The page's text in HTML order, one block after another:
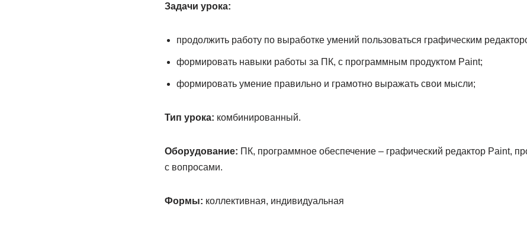
Задачи урока:
продолжить работу по выработке умений пользоваться графическим
формировать навыки работы за ПК, с программным продуктом Paint;
формировать умение правильно и грамотно выражать свои мысли;
Тип урока: комбинированный.
Оборудование: ПК, программное обеспечение – графический редактор Paint,
с вопросами.
Формы: коллективная, индивидуальная